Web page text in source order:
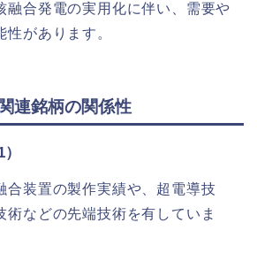
融合発電の実用化に伴い、需要や
があります。
連銘柄の関係性
合装置の製作実績や、超電導技
術などの先端技術を有していま